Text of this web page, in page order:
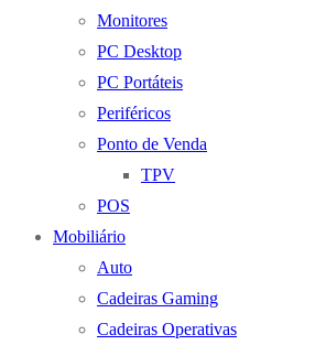
Monitores
PC Desktop
PC Portáteis
Periféricos
Ponto de Venda
TPV
POS
Mobiliário
Auto
Cadeiras Gaming
Cadeiras Operativas